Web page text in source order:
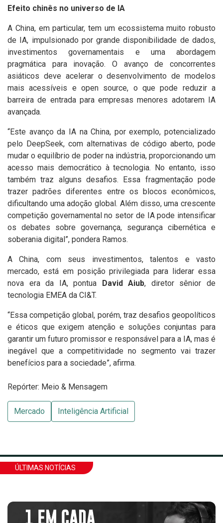
Efeito chinês no universo de IA
A China, em particular, tem um ecossistema muito robusto
de IA, impulsionado por grande disponibilidade de dados,
investimentos governamentais e uma abordagem
pragmática para inovação. O avanço de concorrentes
asiáticos deve acelerar o desenvolvimento de modelos
mais acessíveis e open source, o que pode reduzir a
barreira de entrada para empresas menores adotarem IA
avançada.
“Este avanço da IA na China, por exemplo, potencializado
pelo DeepSeek, com alternativas de código aberto, pode
mudar o equilíbrio de poder na indústria, proporcionando um
acesso mais democrático à tecnologia. No entanto, isso
também traz alguns desafios. Essa fragmentação pode
trazer padrões diferentes entre os blocos econômicos,
dificultando uma adoção global. Além disso, uma crescente
competição governamental no setor de IA pode intensificar
os debates sobre governança, segurança cibernética e
soberania digital”, pondera Ramos.
A China, com seus investimentos, talentos e vasto
mercado, está em posição privilegiada para liderar essa
nova era da IA, pontua
David Aiub, diretor sênior de
tecnologia EMEA da CI&T.
“Essa competição global, porém, traz desafios geopolíticos
e éticos que exigem atenção e soluções conjuntas para
garantir um futuro promissor e responsável para a IA, mas é
inegável que a competitividade no segmento vai trazer
benefícios para a sociedade”, afirma.
Repórter: Meio & Mensagem
Mercado Inteligência Artificial
ÚLTIMAS NOTÍCIAS